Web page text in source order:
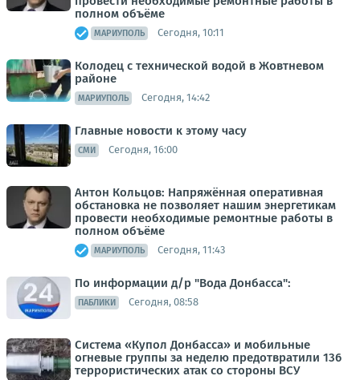
полном объёме
МАРИУПОЛЬ Сегодня, 10:11
Колодец с технической водой в Жовтневом
районе
МАРИУПОЛЬ Сегодня, 14:42
Главные новости к этому часу
СМИ Сегодня, 16:00
Антон Кольцов: Напряжённая оперативная
обстановка не позволяет нашим энергетикам
провести необходимые ремонтные работы в
полном объёме
МАРИУПОЛЬ Сегодня, 11:43
По информации д/р "Вода Донбасса":
ПАБЛИКИ Сегодня, 08:58
Система «Купол Донбасса» и мобильные
огневые группы за неделю предотвратили 136
террористических атак со стороны ВСУ